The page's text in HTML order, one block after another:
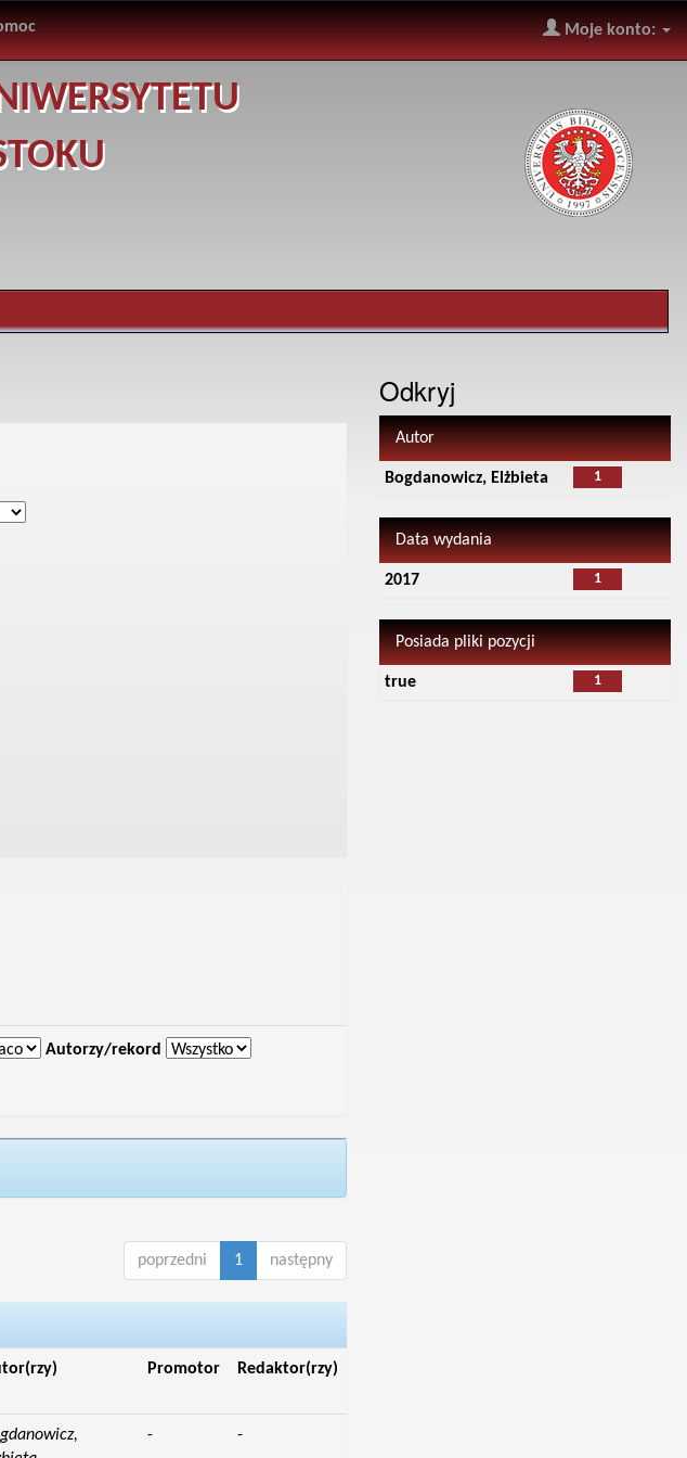
Moje konto:
Autorzy/rekord
poprzedni 1 następny
Promotor Redaktor(rzy)
- -
Odkryj
Autor
1
Bogdanowicz, Elżbieta
Data wydania
1
2017
Posiada pliki pozycji
1
true